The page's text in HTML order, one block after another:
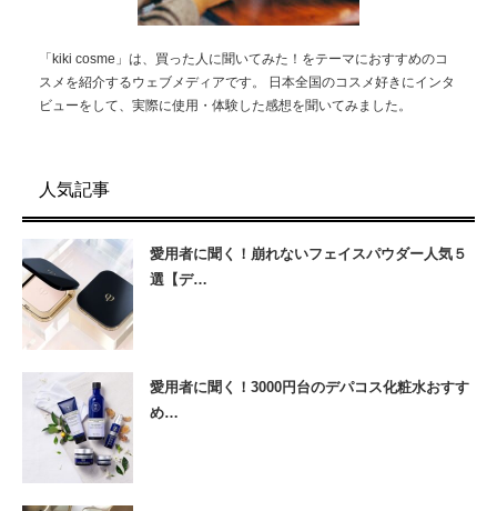
「kiki cosme」は、買った人に聞いてみた！をテーマにおすすめのコ
スメを紹介するウェブメディアです。 日本全国のコスメ好きにインタ
ビューをして、実際に使用・体験した感想を聞いてみました。
人気記事
愛用者に聞く！崩れないフェイスパウダー人気５
選【デ…
愛用者に聞く！3000円台のデパコス化粧水おすす
め…